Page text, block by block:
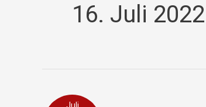
16. Juli 2022
Verkehrsabsicherung